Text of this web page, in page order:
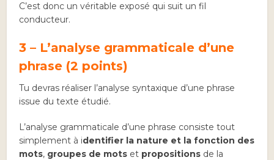
C’est donc un véritable exposé qui suit un fil
conducteur.
3 – L’analyse grammaticale d’une
phrase (2 points)
Tu devras réaliser l’analyse syntaxique d’une phrase
issue du texte étudié.
L’analyse grammaticale d’une phrase consiste tout
simplement à identifier la nature et la fonction des
mots, groupes de mots et propositions de la